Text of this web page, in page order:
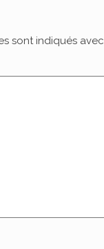
sont indiqués avec